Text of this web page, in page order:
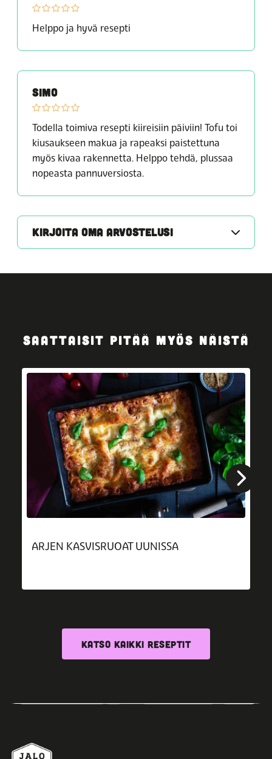
Helppo ja hyvä resepti
SIMO
Todella toimiva resepti kiireisiin päiviin! Tofu toi
kiusaukseen makua ja rapeaksi paistettuna
myös kivaa rakennetta. Helppo tehdä, plussaa
nopeasta pannuversiosta.
KIRJOITA OMA ARVOSTELUSI
SAATTAISIT PITÄÄ MYÖS NÄISTÄ
ARJEN KASVISRUOAT UUNISSA
KATSO KAIKKI RESEPTIT